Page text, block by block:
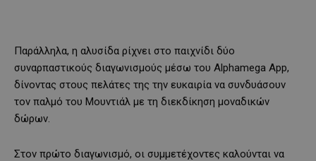
Παράλληλα, η αλυσίδα ρίχνει στο παιχνίδι δύο
συναρπαστικούς διαγωνισμούς μέσω του Alphamega App,
δίνοντας στους πελάτες της την ευκαιρία να συνδυάσουν
τον παλμό του Μουντιάλ με τη διεκδίκηση μοναδικών
δώρων.
Στον πρώτο διαγωνισμό, οι συμμετέχοντες καλούνται να